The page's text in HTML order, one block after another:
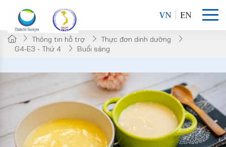
VN EN
Thông tin hỗ trợ
Thực đơn dinh dưỡng
G4-E3 - Thứ 4
Buổi sáng